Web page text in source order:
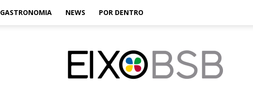
GASTRONOMIA NEWS POR DENTRO